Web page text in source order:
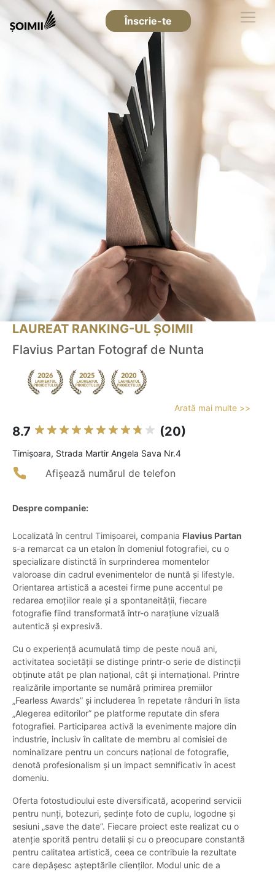
Înscrie-te
LAUREAT RANKING-UL ȘOIMII
Flavius Partan Fotograf de Nunta
Arată mai multe >>
8.7 (20)
Timişoara, Strada Martir Angela Sava Nr.4
Afișează numărul de telefon
Despre companie:
Localizată în centrul Timișoarei, compania Flavius Partan
s-a remarcat ca un etalon în domeniul fotografiei, cu o
specializare distinctă în surprinderea momentelor
valoroase din cadrul evenimentelor de nuntă și lifestyle.
Orientarea artistică a acestei firme pune accentul pe
redarea emoțiilor reale și a spontaneității, fiecare
fotografie fiind transformată într-o narațiune vizuală
autentică și expresivă.
Cu o experiență acumulată timp de peste nouă ani,
activitatea societății se distinge printr-o serie de distincții
obținute atât pe plan național, cât și internațional. Printre
realizările importante se numără primirea premiilor
„Fearless Awards” și includerea în repetate rânduri în lista
„Alegerea editorilor” pe platforme reputate din sfera
fotografiei. Participarea activă la evenimente majore din
industrie, inclusiv în calitate de membru al comisiei de
nominalizare pentru un concurs național de fotografie,
denotă profesionalism și un impact semnificativ în acest
domeniu.
Oferta fotostudioului este diversificată, acoperind servicii
pentru nunți, botezuri, ședințe foto de cuplu, logodne și
sesiuni „save the date”. Fiecare proiect este realizat cu o
atenție sporită pentru detalii și cu o preocupare constantă
pentru calitatea artistică, ceea ce contribuie la rezultate
care depășesc așteptările clienților. Modul unic de a